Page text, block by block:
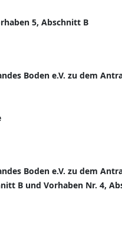
5, Abschnitt B
Boden e.V. zu dem
Boden e.V. zu dem
B und Vorhaben Nr. 4,